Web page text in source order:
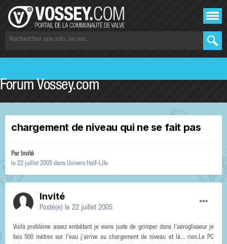
Forum Vossey.com
chargement de niveau qui ne se fait pas
Par Invité
le 22 juillet 2005 dans Univers Half-Life
Invité
Posté(e) le 22 juillet 2005
Voilà problème assez embêtant je viens juste de grimper dans l'aéroglisseur je
fais 500 mètres sur l'eau j'arrive au chargement de niveau et là... rien.Le PC